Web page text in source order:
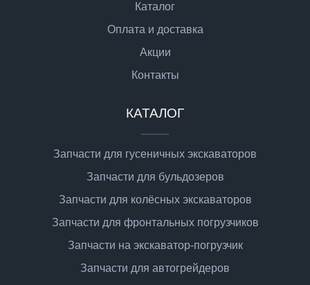
Каталог
Оплата и доставка
Акции
Контакты
КАТАЛОГ
Запчасти для гусеничных экскаваторов
Запчасти для бульдозеров
Запчасти для колёсных экскаваторов
Запчасти для фронтальных погрузчиков
Запчасти на экскаватор-погрузчик
Запчасти для автогрейдеров